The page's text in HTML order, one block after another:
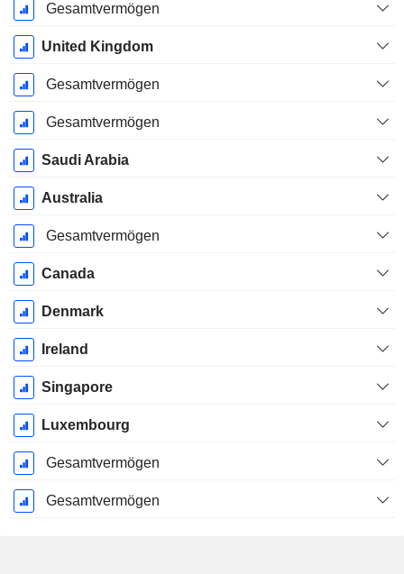
Gesamtvermögen
United Kingdom
Gesamtvermögen
Gesamtvermögen
Saudi Arabia
Australia
Gesamtvermögen
Canada
Denmark
Ireland
Singapore
Luxembourg
Gesamtvermögen
Gesamtvermögen